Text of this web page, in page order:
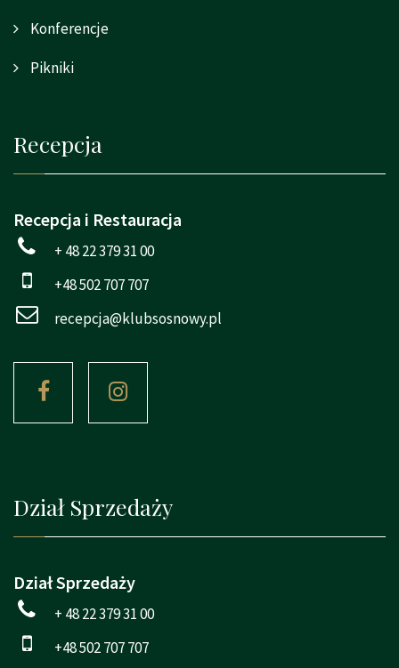
Konferencje
Pikniki
Recepcja
Recepcja i Restauracja
+ 48 22 379 31 00
+48 502 707 707
recepcja@klubsosnowy.pl
Dział Sprzedaży
Dział Sprzedaży
+ 48 22 379 31 00
+48 502 707 707